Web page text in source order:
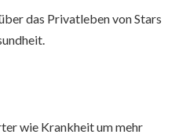
das Privatleben von Stars
wie Krankheit um mehr